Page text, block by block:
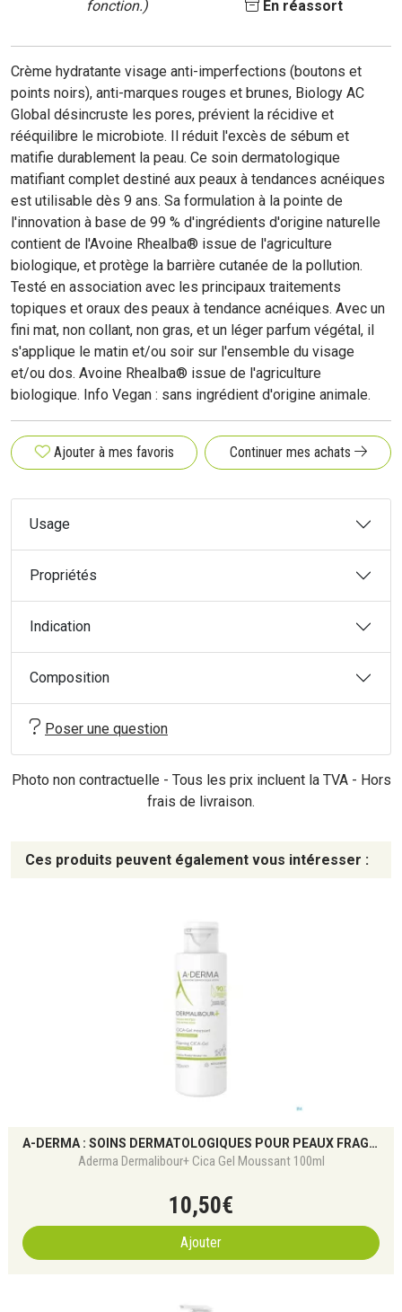
fonction.)
En réassort
Crème hydratante visage anti-imperfections (boutons et
points noirs), anti-marques rouges et brunes, Biology AC
Global désincruste les pores, prévient la récidive et
rééquilibre le microbiote. Il réduit l'excès de sébum et
matifie durablement la peau. Ce soin dermatologique
matifiant complet destiné aux peaux à tendances acnéiques
est utilisable dès 9 ans. Sa formulation à la pointe de
l'innovation à base de 99 % d'ingrédients d'origine naturelle
contient de l'Avoine Rhealba® issue de l'agriculture
biologique, et protège la barrière cutanée de la pollution.
Testé en association avec les principaux traitements
topiques et oraux des peaux à tendance acnéiques. Avec un
fini mat, non collant, non gras, et un léger parfum végétal, il
s'applique le matin et/ou soir sur l'ensemble du visage
et/ou dos. Avoine Rhealba® issue de l'agriculture
biologique. Info Vegan : sans ingrédient d'origine animale.
Ajouter à mes favoris Continuer mes achats
Usage
Propriétés
Indication
Composition
Poser une question
Photo non contractuelle - Tous les prix incluent la TVA - Hors
frais de livraison.
Ces produits peuvent également vous intéresser :
A-DERMA : SOINS DERMATOLOGIQUES POUR PEAUX FRAGILES
Aderma Dermalibour+ Cica Gel Moussant 100ml
10,50€
Ajouter